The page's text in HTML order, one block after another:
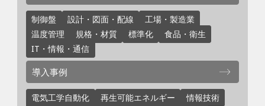
制御盤 設計・図面・配線
工場・製造業
温度管理
規格・材質 標準化
食品・衛生
IT・情報・通信
導入事例
電気工学自動化 再生可能エネルギー
情報技術